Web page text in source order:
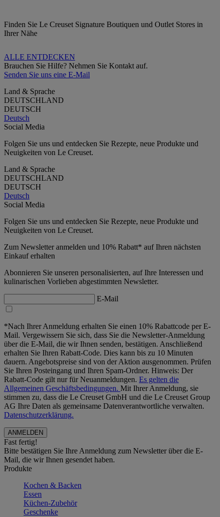
Finden Sie Le Creuset Signature Boutiquen und Outlet Stores in
Ihrer Nähe
ALLE ENTDECKEN
Brauchen Sie Hilfe? Nehmen Sie Kontakt auf.
Senden Sie uns eine E-Mail
Land & Sprache
DEUTSCHLAND
DEUTSCH
Deutsch
Social Media
Folgen Sie uns und entdecken Sie Rezepte, neue Produkte und
Neuigkeiten von Le Creuset.
Land & Sprache
DEUTSCHLAND
DEUTSCH
Deutsch
Social Media
Folgen Sie uns und entdecken Sie Rezepte, neue Produkte und
Neuigkeiten von Le Creuset.
Zum Newsletter anmelden und 10% Rabatt* auf Ihren nächsten
Einkauf erhalten
Abonnieren Sie unseren personalisierten, auf Ihre Interessen und
kulinarischen Vorlieben abgestimmten Newsletter.
E-Mail
*Nach Ihrer Anmeldung erhalten Sie einen 10% Rabattcode per E-
Mail. Vergewissern Sie sich, dass Sie die Newsletter-Anmeldung
über die E-Mail, die wir Ihnen senden, bestätigen. Anschließend
erhalten Sie Ihren Rabatt-Code. Dies kann bis zu 10 Minuten
dauern. Angebotspreise sind von der Aktion ausgenommen. Prüfen
Sie Ihren Posteingang und Ihren Spam-Ordner. Hinweis: Der
Rabatt-Code gilt nur für Neuanmeldungen. Es gelten die
Allgemeinen Geschäftsbedingungen. Mit Ihrer Anmeldung, sie
stimmen zu, dass die Le Creuset GmbH und die Le Creuset Group
AG Ihre Daten als gemeinsame Datenverantwortliche verwalten.
Datenschutzerklärung.
Fast fertig!
Bitte bestätigen Sie Ihre Anmeldung zum Newsletter über die E-
Mail, die wir Ihnen gesendet haben.
Produkte
Kochen & Backen
Essen
Küchen-Zubehör
Geschenke